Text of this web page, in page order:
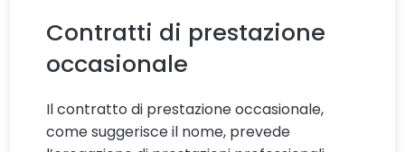
Contratti di prestazione
occasionale
Il contratto di prestazione occasionale,
come suggerisce il nome, prevede